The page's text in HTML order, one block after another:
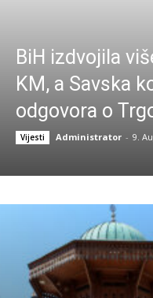
BiH izdvojila
KM, a Savska
odgovora o
Vijesti Administrator - 9.